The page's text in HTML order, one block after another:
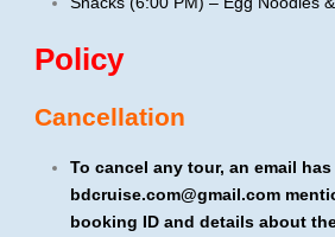
Policy
Cancellation
To cancel any tour, an email
bdcruise.com@gmail.com
booking ID and details about